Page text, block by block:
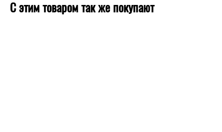
С этим товаром так же покупают